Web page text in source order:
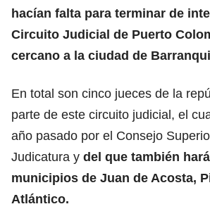
hacían falta para terminar de
Circuito Judicial de Puerto
cercano a la ciudad de
En total son cinco jueces de la
parte de este circuito judicial, el
año pasado por el Consejo
Judicatura y del que también
municipios de Juan de Acosta,
Atlántico.